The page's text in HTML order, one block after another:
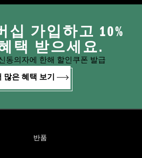
십 가입하고 10%
택 받으세요.
동의자에 한해 할인쿠폰 발급
많은 혜택 보기
반품